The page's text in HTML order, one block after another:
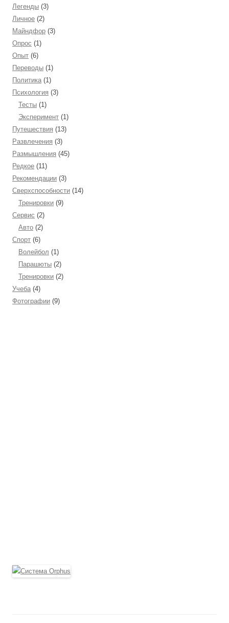
Легенды (3)
Личное (2)
Майндфор (3)
Опрос (1)
Опыт (6)
Переводы (1)
Политика (1)
Психология (3)
Тесты (1)
Эксперимент (1)
Путешествия (13)
Развлечения (3)
Размышления (45)
Редкое (11)
Рекомендации (3)
Сверхспособности (14)
Тренировки (9)
Сервис (2)
Авто (2)
Спорт (6)
Волейбол (1)
Парашюты (2)
Тренировки (2)
Учеба (4)
Фотографии (9)